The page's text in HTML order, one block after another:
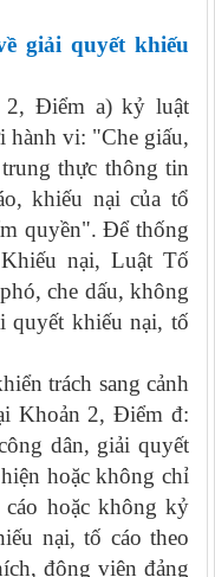
giải quyết khiếu
2, Điểm a) kỷ luật
hành vi: "Che giấu,
thực thông tin
khiếu nại của tổ
quyền". Để thống
nại, Luật Tố
che dấu, không
quyết khiếu nại, tố
trách sang cảnh
Khoản 2, Điểm đ:
dân, giải quyết
hoặc không chỉ
hoặc không kỷ
nại, tố cáo theo
động viên đảng